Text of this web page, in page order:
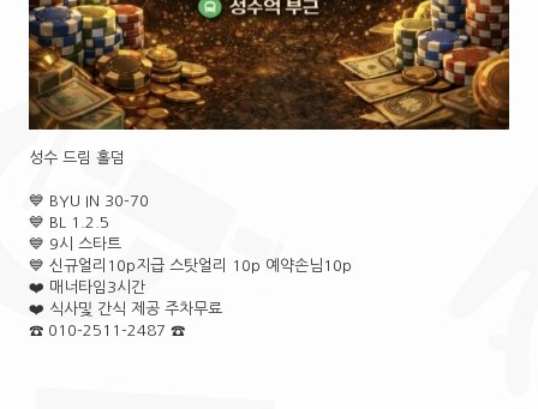
성수 드림 홀덤
💙 BYU IN 30-70
💙 BL 1.2.5
💙 9시 스타트
💙 신규얼리10p지급 스탓얼리 10p 예약손님10p
❤️ 매너타임3시간
❤️ 식사및 간식 제공 주차무료
☎️ 010-2511-2487 ☎️